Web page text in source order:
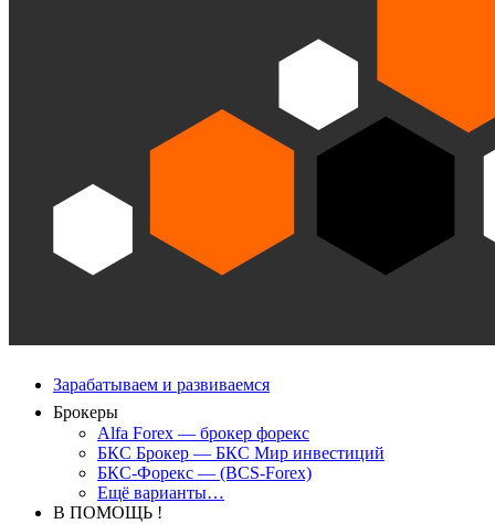
Зарабатываем и развиваемся
Брокеры
Alfa Forex — брокер форекс
БКС Брокер — БКС Мир инвестиций
БКС-Форекс — (BCS-Forex)
Ещё варианты…
В ПОМОЩЬ !